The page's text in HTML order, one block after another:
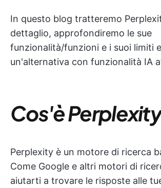
In questo blog tratteremo
dettaglio, approfondiremo le sue
funzionalità/funzioni e i suoi limiti
un'alternativa con funzionalità IA
Cos'è
Perplexity è un motore di ricerca
Come Google e altri motori di
aiutarti a trovare le risposte alle